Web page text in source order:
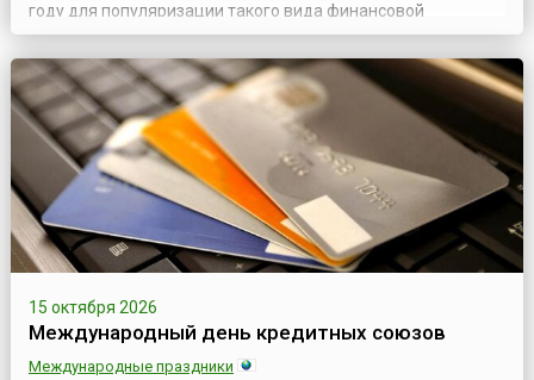
году для популяризации такого вида финансовой
деятельности, как экономика совместного потребления.
Главная цель Дня – воспитать в людях правильное
отношение к деньгам, которые должны все время
работать, являясь жизненной силой любой э...
15 октября 2026
Международный день кредитных союзов
Международные праздники